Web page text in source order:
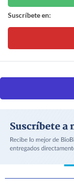
Suscríbete en: